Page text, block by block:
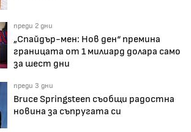
преди 2 дни
„Спайдър-мен: Нов ден“ премина
границата от 1 милиард долара само
за шест дни
преди 3 дни
Bruce Springsteen съобщи радостна
новина за съпругата си